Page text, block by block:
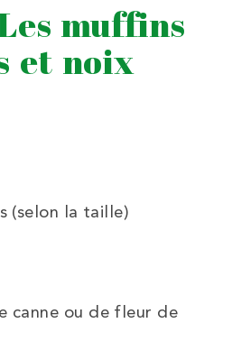
muffins
et noix
(selon la taille)
canne ou de fleur de